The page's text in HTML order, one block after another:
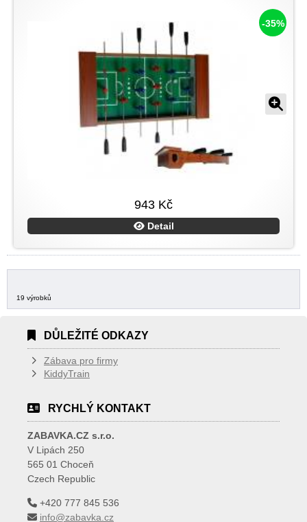
943 Kč
Detail
-35%
19 výrobků
DŮLEŽITÉ ODKAZY
Zábava pro firmy
KiddyTrain
RYCHLÝ KONTAKT
ZABAVKA.CZ s.r.o.
V Lipách 250
565 01 Choceň
Czech Republic
+420 777 845 536
info@zabavka.cz